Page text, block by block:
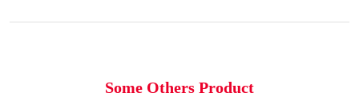
Some Others Product